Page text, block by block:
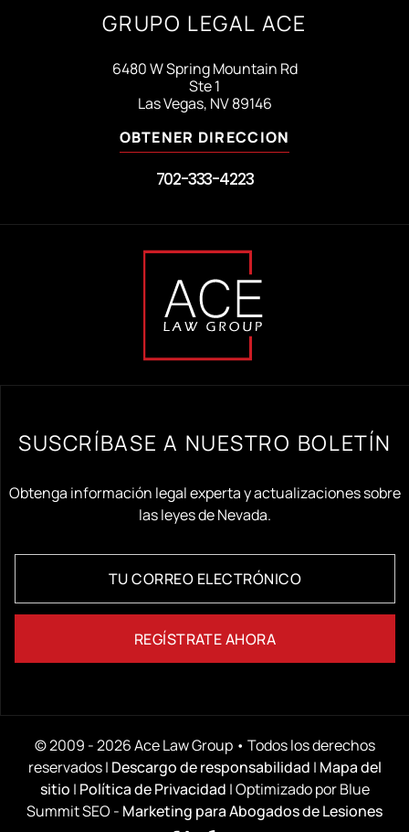
GRUPO LEGAL ACE
6480 W Spring Mountain Rd
Ste 1
Las Vegas, NV 89146
OBTENER DIRECCION
702-333-4223
SUSCRÍBASE A NUESTRO BOLETÍN
Obtenga información legal experta y actualizaciones sobre
las leyes de Nevada.
© 2009 - 2026 Ace Law Group • Todos los derechos
reservados | Descargo de responsabilidad | Mapa del
sitio | Política de Privacidad | Optimizado por Blue
Summit SEO - Marketing para Abogados de Lesiones